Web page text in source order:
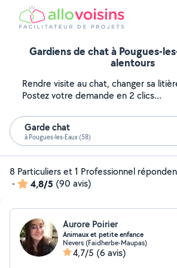
Gardiens de chat à Pougues-
alentours
Rendre visite au chat, changer sa
Postez votre demande en 2 clics...
Garde chat
à Pougues-les-Eaux (58)
8 Particuliers et 1 Professionnel
-
4,8/5 (90 avis)
Aurore Poirier
Animaux et petite enfance
Nevers (Faidherbe-Maupas)
4,7/5 (6 avis)